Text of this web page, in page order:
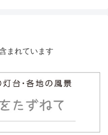
まれています